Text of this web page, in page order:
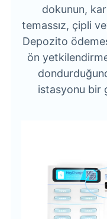
dokunun,
temassız, çipli
Depozito
ön
istasyonu bir